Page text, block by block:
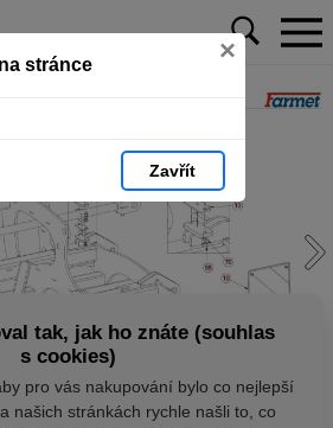
stránce ×
Zavřít
tak, jak ho znáte (souhlas
s cookies)
pro vás nakupování bylo co nejlepší
našich stránkách rychle našli to, co